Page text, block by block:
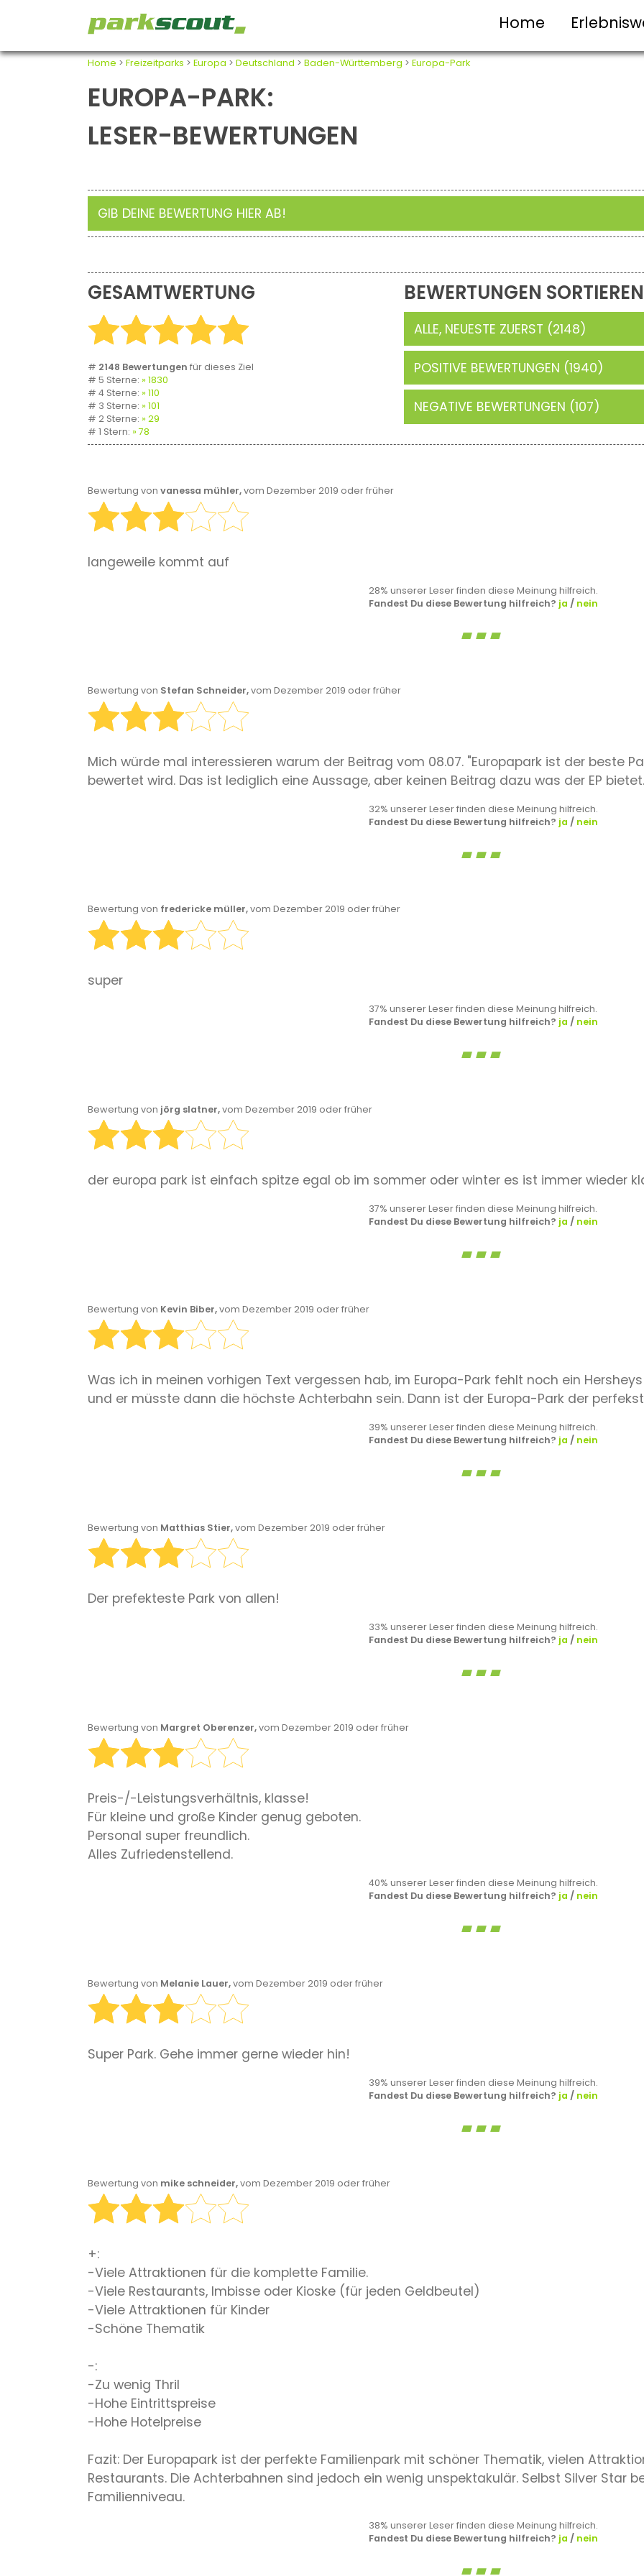
Home
Home > Freizeitparks > Europa > Deutschland > Baden-Württemberg > Europa-Park
EUROPA-PARK:
LESER-BEWERTUNGEN
GIB DEINE BEWERTUNG HIER AB!
GESAMTWERTUNG
# 2148 Bewertungen für dieses Ziel
# 5 Sterne:
1830
# 4 Sterne:
110
# 3 Sterne:
101
# 2 Sterne:
29
# 1 Stern:
78
BEWERTUNGEN SORTIEREN
ALLE, NEUESTE ZUERST (2148)
POSITIVE BEWERTUNGEN (1940)
NEGATIVE BEWERTUNGEN (107)
Bewertung von vanessa mühler,vom Dezember 2019 oder früher
langeweile kommt auf
28% unserer Leser finden diese Meinung hilfreich.
Fandest Du diese Bewertung hilfreich? ja / nein
Bewertung von Stefan Schneider,vom Dezember 2019 oder früher
Mich würde mal interessieren warum der Beitrag vom 08.07. "Europapark ist der beste
bewertet wird. Das ist lediglich eine Aussage, aber keinen Beitrag dazu was der EP bietet.
32% unserer Leser finden diese Meinung hilfreich.
Fandest Du diese Bewertung hilfreich? ja / nein
Bewertung von fredericke müller,vom Dezember 2019 oder früher
super
37% unserer Leser finden diese Meinung hilfreich.
Fandest Du diese Bewertung hilfreich? ja / nein
Bewertung von jörg slatner,vom Dezember 2019 oder früher
der europa park ist einfach spitze egal ob im sommer oder winter es ist immer wieder
37% unserer Leser finden diese Meinung hilfreich.
Fandest Du diese Bewertung hilfreich? ja / nein
Bewertung von Kevin Biber,vom Dezember 2019 oder früher
Was ich in meinen vorhigen Text vergessen hab, im Europa-Park fehlt noch ein
und er müsste dann die höchste Achterbahn sein. Dann ist der Europa-Park der
39% unserer Leser finden diese Meinung hilfreich.
Fandest Du diese Bewertung hilfreich? ja / nein
Bewertung von Matthias Stier,vom Dezember 2019 oder früher
Der prefekteste Park von allen!
33% unserer Leser finden diese Meinung hilfreich.
Fandest Du diese Bewertung hilfreich? ja / nein
Bewertung von Margret Oberenzer,vom Dezember 2019 oder früher
Preis-/-Leistungsverhältnis, klasse!
Für kleine und große Kinder genug geboten.
Personal super freundlich.
Alles Zufriedenstellend.
40% unserer Leser finden diese Meinung hilfreich.
Fandest Du diese Bewertung hilfreich? ja / nein
Bewertung von Melanie Lauer,vom Dezember 2019 oder früher
Super Park. Gehe immer gerne wieder hin!
39% unserer Leser finden diese Meinung hilfreich.
Fandest Du diese Bewertung hilfreich? ja / nein
Bewertung von mike schneider,vom Dezember 2019 oder früher
+:
-Viele Attraktionen für die komplette Familie.
-Viele Restaurants, Imbisse oder Kioske (für jeden Geldbeutel)
-Viele Attraktionen für Kinder
-Schöne Thematik
-:
-Zu wenig Thril
-Hohe Eintrittspreise
-Hohe Hotelpreise
Fazit: Der Europapark ist der perfekte Familienpark mit schöner Thematik, vielen
Restaurants. Die Achterbahnen sind jedoch ein wenig unspektakulär. Selbst Silver Star
Familienniveau.
38% unserer Leser finden diese Meinung hilfreich.
Fandest Du diese Bewertung hilfreich? ja / nein